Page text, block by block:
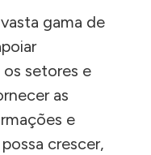
gama de
setores e
as
e
crescer,